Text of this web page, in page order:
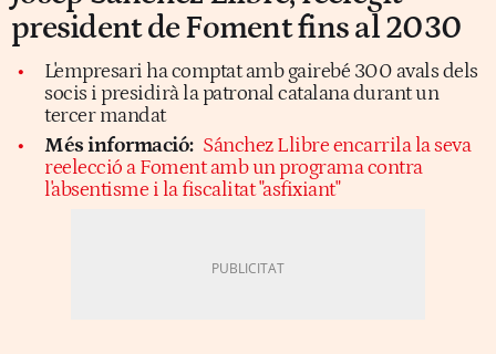
president de Foment fins al 2030
L'empresari ha comptat amb gairebé 300 avals dels
socis i presidirà la patronal catalana durant un
tercer mandat
Més informació: Sánchez Llibre encarrila la seva
reelecció a Foment amb un programa contra
l'absentisme i la fiscalitat "asfixiant"